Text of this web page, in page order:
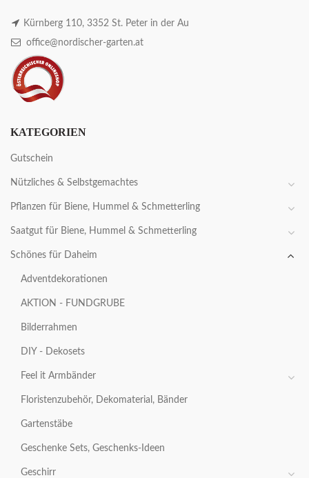
Kürnberg 110, 3352 St. Peter in der Au
office@nordischer-garten.at
KATEGORIEN
Gutschein
Nützliches & Selbstgemachtes
Pflanzen für Biene, Hummel & Schmetterling
Saatgut für Biene, Hummel & Schmetterling
Schönes für Daheim
Adventdekorationen
AKTION - FUNDGRUBE
Bilderrahmen
DIY - Dekosets
Feel it Armbänder
Floristenzubehör, Dekomaterial, Bänder
Gartenstäbe
Geschenke Sets, Geschenks-Ideen
Geschirr